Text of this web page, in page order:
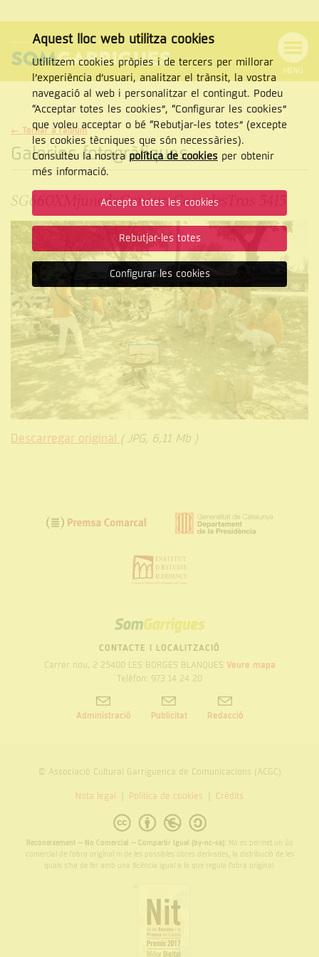
NAVEGACIÓ
MENÚ
Cercar
CERCAR
← Tornar a l'àlbum
Galeries fotogràfiques
SG660XMjunedaConcursCassolesTros 5415
Descarregar original ( JPG, 6,11 Mb )
SOM
GARRIGUES
CONTACTE I LOCALITZACIÓ
Carrer nou, 2 25400 LES BORGES BLANQUES Veure mapa
Telèfon: 973 14 24 20
Administració Publicitat Redacció
© Associació Cultural Garriguenca de Comunicacions (ACGC)
Nota legal Politica de cookies Crèdits
Reconeixement – No Comercial – Compartir Igual (by-nc-sa): No es permet un ús
comercial de l’obra original ni de les possibles obres derivades, la distribució de les
quals s’ha de fer amb una llicència igual a la que regula l’obra original.
Aquest lloc web utilitza cookies
Utilitzem cookies pròpies i de tercers per millorar
l’experiència d’usuari, analitzar el trànsit, la vostra
navegació al web i personalitzar el contingut. Podeu
“Acceptar totes les cookies”, “Configurar les cookies”
que voleu acceptar o bé “Rebutjar-les totes” (excepte
les cookies tècniques que són necessàries).
Consulteu la nostrapolítica de cookiesper obtenir
més informació.
Accepta totes les cookies
Rebutjar-les totes
Configurar les cookies